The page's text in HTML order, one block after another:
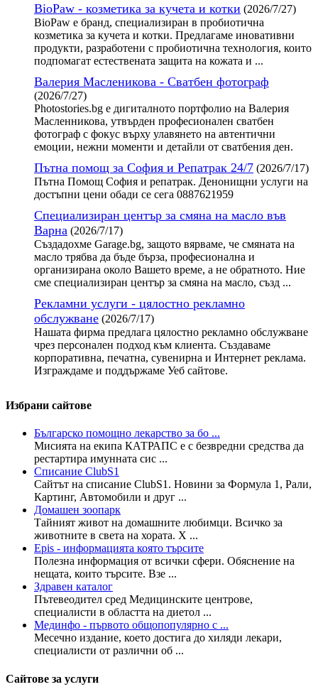
BioPaw - козметика за кучета и котки (2026/7/27)
BioPaw е бранд, специализиран в пробиотична
козметика за кучета и котки. Предлагаме иновативни
продукти, разработени с пробиотична технология, които
подпомагат естествената защита на кожата и ...
Валерия Масленикова - Сватбен фотограф
(2026/7/27)
Photostories.bg е дигиталното портфолио на Валерия
Масленникова, утвърден професионален сватбен
фотограф с фокус върху улавянето на автентични
емоции, нежни моменти и детайли от сватбения ден.
Пътна помощ за София и Репатрак 24/7 (2026/7/17)
Пътна Помощ София и репатрак. Денонищни услуги на
достъпни цени обади се сега 0887621959
Специализиран център за смяна на масло във
Варна (2026/7/17)
Създадохме Garage.bg, защото вярваме, че смяната на
масло трябва да бъде бърза, професионална и
организирана около Вашето време, а не обратното. Ние
сме специализиран център за смяна на масло, създ ...
Рекламни услуги - цялостно рекламно
обслужване (2026/7/17)
Нашата фирма предлага цялостно рекламно обслужване
чрез персонален подход към клиента. Създаваме
корпоративна, печатна, сувенирна и Интернет реклама.
Изграждаме и поддържаме Уеб сайтове.
Избрани сайтове
Българско помощно лекарство за бо ...
Мисията на екипа КАТРАПС е с безвредни средства да
рестартира имунната сис ...
Списание ClubS1
Сайтът на списание ClubS1. Новини за Формула 1, Рали,
Картинг, Автомобили и друг ...
Домашен зоопарк
Тайният живот на домашните любимци. Всичко за
животните в света на хората. Х ...
Epis - информацията която търсите
Полезна информация от всички сфери. Обяснение на
нещата, които търсите. Взе ...
Здравен каталог
Пътевеодител сред Медицинските центрове,
специалисти в областта на диетол ...
Мединфо - първото общопопулярно с ...
Месечно издание, което достига до хиляди лекари,
специалисти от различни об ...
Сайтове за услуги